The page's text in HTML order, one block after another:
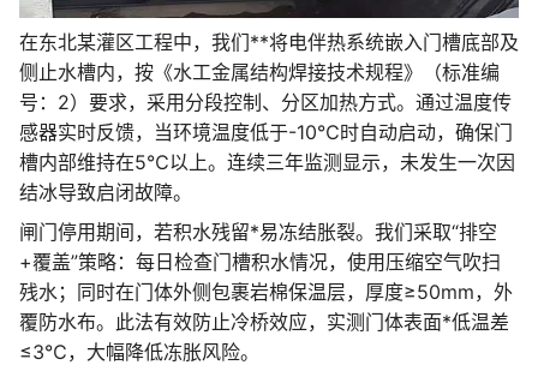
在东北某灌区工程中，我们**将电伴热系统嵌入门槽底部及
侧止水槽内，按《水工金属结构焊接技术规程》（标准编
号：2）要求，采用分段控制、分区加热方式。通过温度传
感器实时反馈，当环境温度低于-10℃时自动启动，确保门
槽内部维持在5℃以上。连续三年监测显示，未发生一次因
结冰导致启闭故障。
闸门停用期间，若积水残留*易冻结胀裂。我们采取“排空
+覆盖”策略：每日检查门槽积水情况，使用压缩空气吹扫
残水；同时在门体外侧包裹岩棉保温层，厚度≥50mm，外
覆防水布。此法有效防止冷桥效应，实测门体表面*低温差
≤3℃，大幅降低冻胀风险。